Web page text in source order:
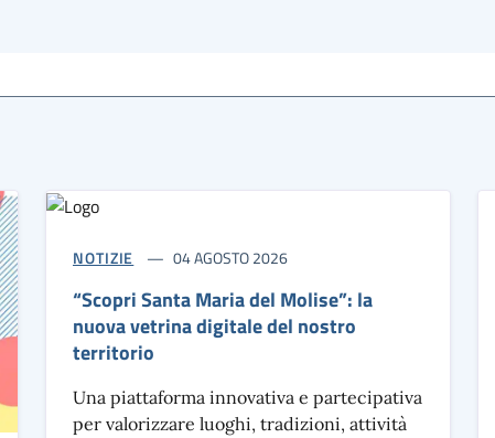
NOTIZIE 04 AGOSTO 2026
“Scopri Santa Maria del Molise”: la
nuova vetrina digitale del nostro
territorio
Una piattaforma innovativa e partecipativa
per valorizzare luoghi, tradizioni, attività